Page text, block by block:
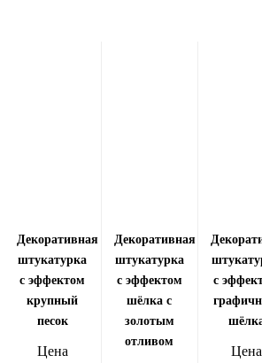
Декоративная
штукатурка
с эффектом
крупный
песок
Цена
Декоративная
штукатурка
с эффектом
шёлка с
золотым
отливом
с
Цена